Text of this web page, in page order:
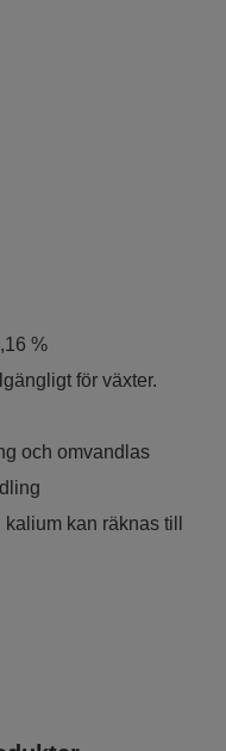
%
för växter.
och omvandlas
kan räknas till